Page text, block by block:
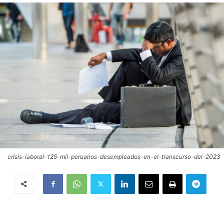
crisis-laboral-125-mil-peruanos-desempleados-en-el-transcurso-del-2023